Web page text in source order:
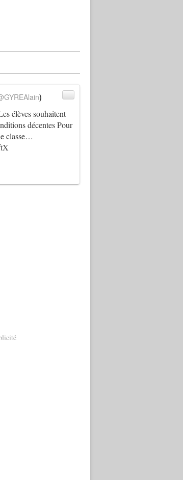
élèves souhaitent
décentes Pour
classe…
)